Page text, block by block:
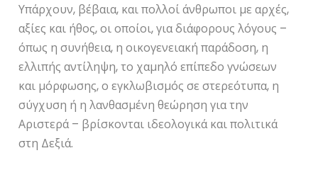
Υπάρχουν, βέβαια, και πολλοί άνθρωποι με αρχές,
αξίες και ήθος, οι οποίοι, για διάφορους λόγους –
όπως η συνήθεια, η οικογενειακή παράδοση, η
ελλιπής αντίληψη, το χαμηλό επίπεδο γνώσεων
και μόρφωσης, ο εγκλωβισμός σε στερεότυπα, η
σύγχυση ή η λανθασμένη θεώρηση για την
Αριστερά – βρίσκονται ιδεολογικά και πολιτικά
στη Δεξιά.